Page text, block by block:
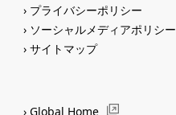
プライバシーポリシー
ソーシャルメディアポリシー
サイトマップ
Global Home